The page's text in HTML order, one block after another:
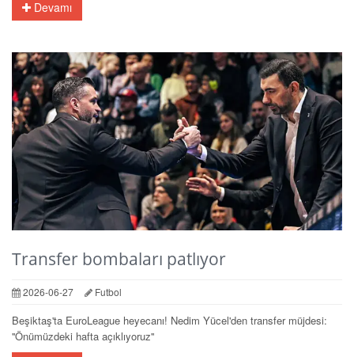
Devamı
Transfer bombaları patlıyor
2026-06-27 Futbol
Beşiktaş'ta EuroLeague heyecanı! Nedim Yücel'den transfer müjdesi:
''Önümüzdeki hafta açıklıyoruz''